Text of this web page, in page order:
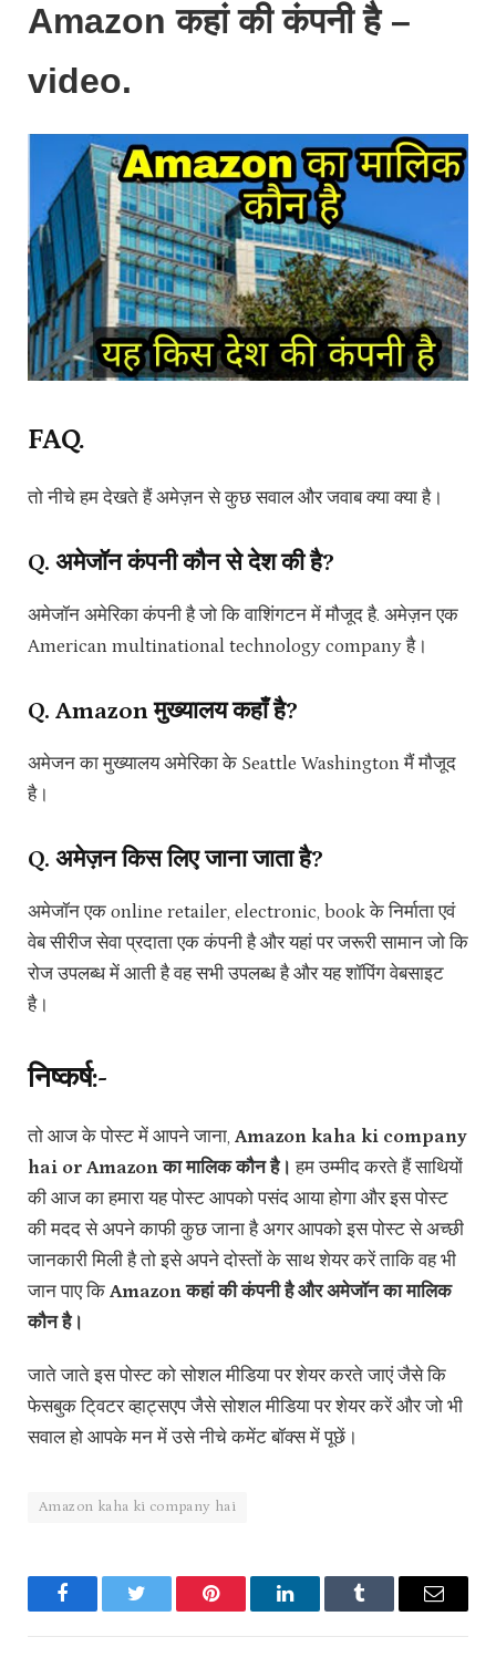
Amazon कहां की कंपनी है –
video.
FAQ.
तो नीचे हम देखते हैं अमेज़न से कुछ सवाल और जवाब क्या क्या है।
Q. अमेजॉन कंपनी कौन से देश की है?
अमेजॉन अमेरिका कंपनी है जो कि वाशिंगटन में मौजूद है. अमेज़न एक
American multinational technology company है।
Q. Amazon मुख्यालय कहाँ है?
अमेजन का मुख्यालय अमेरिका के Seattle Washington मैं मौजूद
है।
Q. अमेज़न किस लिए जाना जाता है?
अमेजॉन एक online retailer, electronic, book के निर्माता एवं
वेब सीरीज सेवा प्रदाता एक कंपनी है और यहां पर जरूरी सामान जो कि
रोज उपलब्ध में आती है वह सभी उपलब्ध है और यह शॉपिंग वेबसाइट
है।
निष्कर्ष:-
तो आज के पोस्ट में आपने जाना, Amazon kaha ki company
hai or Amazon का मालिक कौन है। हम उम्मीद करते हैं साथियों
की आज का हमारा यह पोस्ट आपको पसंद आया होगा और इस पोस्ट
की मदद से अपने काफी कुछ जाना है अगर आपको इस पोस्ट से अच्छी
जानकारी मिली है तो इसे अपने दोस्तों के साथ शेयर करें ताकि वह भी
जान पाए कि Amazon कहां की कंपनी है और अमेजॉन का मालिक
कौन है।
जाते जाते इस पोस्ट को सोशल मीडिया पर शेयर करते जाएं जैसे कि
फेसबुक टि्वटर व्हाट्सएप जैसे सोशल मीडिया पर शेयर करें और जो भी
सवाल हो आपके मन में उसे नीचे कमेंट बॉक्स में पूछें।
Amazon kaha ki company hai
FacebookTwitter Pinterest LinkedInTumblr Email